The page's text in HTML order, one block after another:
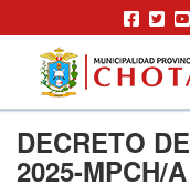
Pasar
contenido
principal
DECRETO
2025-MPCH/A